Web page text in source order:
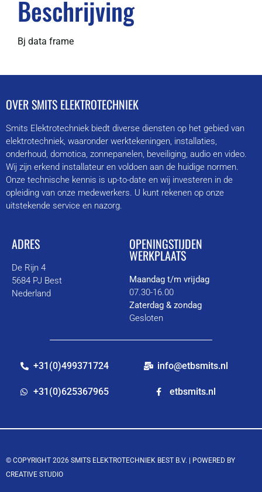
Beschrijving
Bj data frame
OVER SMITS ELEKTROTECHNIEK
Smits Elektrotechniek biedt diverse diensten op het gebied van
elektrotechniek, waaronder werktekeningen, installaties,
onderhoud, domotica, zonnepanelen, beveiliging, audio en video.
Wij zijn erkend installateur en voldoen aan de huidige normen.
Onze technische kennis is up-to-date en wij investeren in de
opleiding van onze medewerkers. U kunt rekenen op onze
uitstekende service en nazorg.
ADRES
De Rijn 4
5684 PJ Best
Nederland
OPENINGSTIJDEN
WERKPLAATS
Maandag t/m vrijdag
07.30-16.00
Zaterdag & zondag
Gesloten
+31(0)499371724
+31(0)625367965
info@etbsmits.nl
etbsmits.nl
© COPYRIGHT 2026 SMITS ELEKTROTECHNIEK BEST B.V. |
POWERED BY
CREATIVE STUDIO